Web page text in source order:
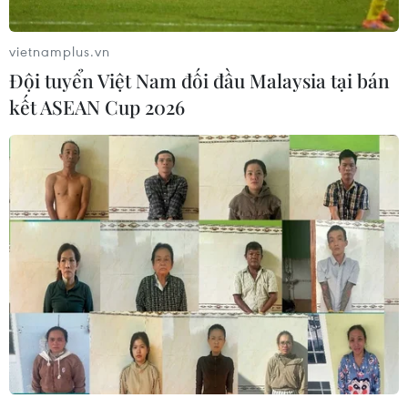
Hà Nội kiên quyết xử lý vi phạm tại
hồ Đồng Đò
08/08/2026 03:29
Nghệ An: OCOP đã có thương hiệu,
vì sao nông sản vẫn lo đầu ra?
08/08/2026 03:28
Quảng Trị quyết tâm bàn giao sớm
mặt bằng Dự án Nhà máy điện gió
LIG-Hướng Hóa 1
08/08/2026 02:33
vietnamplus.vn
Đội tuyển Việt Nam đối đầu Malaysia tại bán
kết ASEAN Cup 2026